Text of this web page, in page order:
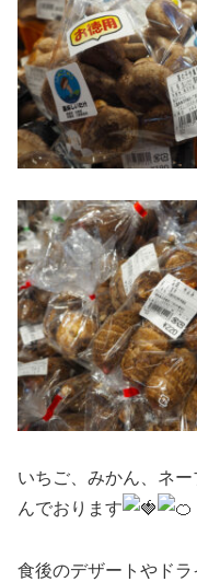
いちご、みかん、ネ
んでおります
食後のデザートやド